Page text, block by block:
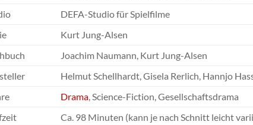
DEFA-Studio für Spielfilme
Kurt Jung-Alsen
Joachim Naumann, Kurt Jung-Alsen
Helmut Schellhardt, Gisela Rerlich, Hannjo
Drama, Science-Fiction, Gesellschaftsdrama
Ca. 98 Minuten (kann je nach Schnitt leicht